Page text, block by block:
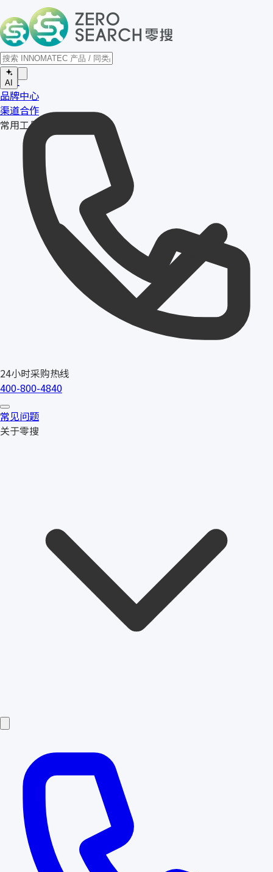
AI
24小时采购热线
400-800-4840
首页
品牌中心
渠道合作
常用工具
常见问题
关于零搜